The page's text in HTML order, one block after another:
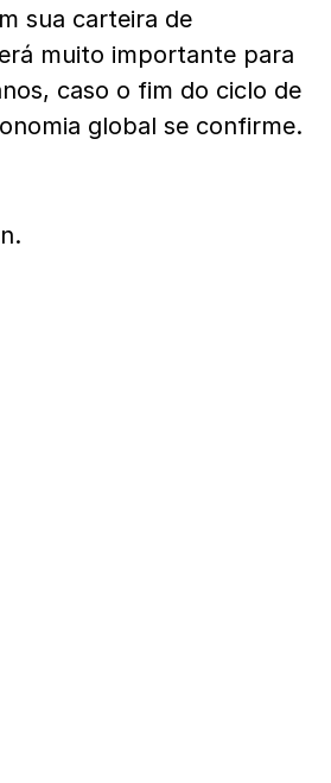
sua carteira de
muito importante para
caso o fim do ciclo de
global se confirme.